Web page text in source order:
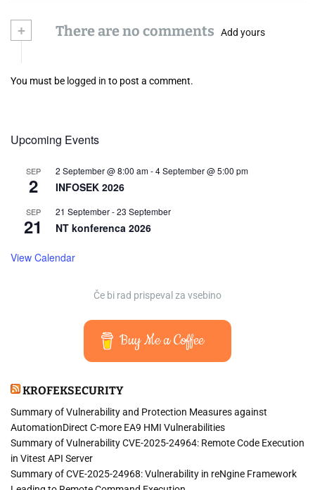
+ There are no comments Add yours
You must be logged in to post a comment.
Upcoming Events
SEP
2
2 September @ 8:00 am-4 September @ 5:00 pm
INFOSEK 2026
SEP
21
21 September-23 September
NT konferenca 2026
View Calendar
Če bi rad prispeval za vsebino
Buy Me a Coffee
KROFEKSECURITY
Summary of Vulnerability and Protection Measures against
AutomationDirect C-more EA9 HMI Vulnerabilities
Summary of Vulnerability CVE-2025-24964: Remote Code Execution
in Vitest API Server
Summary of CVE-2025-24968: Vulnerability in reNgine Framework